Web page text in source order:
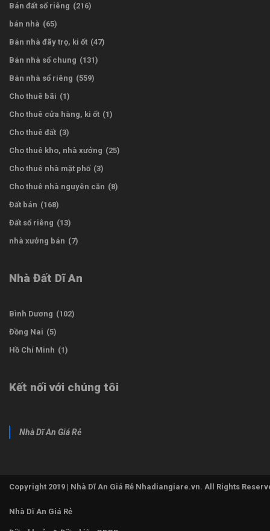
Bán đất sổ riêng (216)
bán nhà (65)
Bán nhà đãy trọ, ki ốt (47)
Bán nhà sổ chung (131)
Bán nhà sổ riêng (559)
Cho thuê bãi (1)
Cho thuê cửa hàng, ki ốt (1)
Cho thuê đất (3)
Cho thuê kho, nhà xưởng (25)
Cho thuê nhà mặt phố (3)
Cho thuê nhà nguyên căn (8)
Đất bán (168)
Đất sổ riêng (13)
nhà xưởng bán (7)
Nhà Đất Dĩ An
Bình Dương (102)
Đồng Nai (5)
Hồ Chí Minh (1)
Kết nối với chúng tôi
Nhà Dĩ An Giá Rẻ
Copyright 2019 | Nhà Dĩ An Giá Rẻ Nhadiangiare.vn. All Rights
Nhà Dĩ An Giá Rẻ